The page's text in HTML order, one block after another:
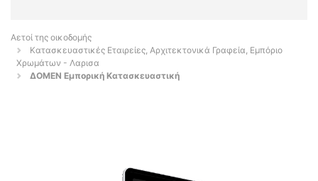
Αετοί της οικοδομής
Κατασκευαστικές Εταιρείες, Αρχιτεκτονικά Γραφεία, Εμπόριο
Χρωμάτων - Λαρισα
ΔΟΜΕΝ Εμπορική Κατασκευαστική